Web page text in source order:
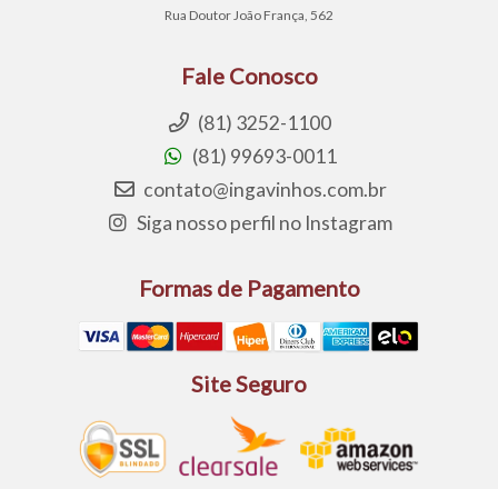
Rua Doutor João França, 562
Fale Conosco
(81) 3252-1100
(81) 99693-0011
contato@ingavinhos.com.br
Siga nosso perfil no Instagram
Formas de Pagamento
Site Seguro